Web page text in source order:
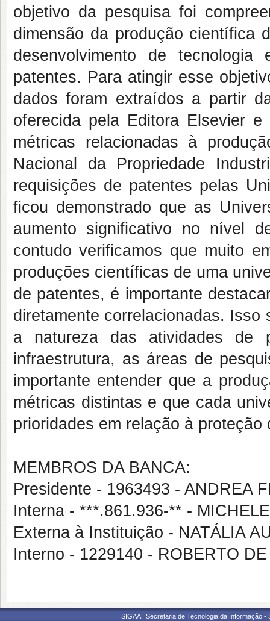
objetivo da pesquisa foi
dimensão da produção científica
desenvolvimento de
patentes. Para atingir esse
dados foram extraídos a partir
oferecida pela Editora Elsevier
métricas relacionadas à
Nacional da Propriedade
requisições de patentes pelas
ficou demonstrado que as
aumento significativo no nível
contudo verificamos que muito
produções científicas de uma
de patentes, é importante
diretamente correlacionadas.
a natureza das atividades de
infraestrutura, as áreas de
importante entender que a
métricas distintas e que cada
prioridades em relação à proteção
MEMBROS DA BANCA:
Presidente - 1963493 - ANDREA
Interna - ***.861.936-** -
Externa à Instituição - NATÁLIA
Interno - 1229140 - ROBERTO
SIGAA | Secretaria de Tecnologia da Informação